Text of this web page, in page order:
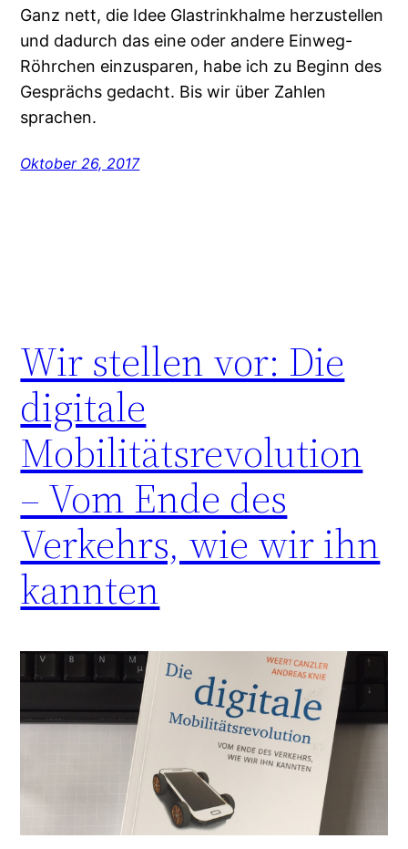
Ganz nett, die Idee Glastrinkhalme herzustellen
und dadurch das eine oder andere Einweg-
Röhrchen einzusparen, habe ich zu Beginn des
Gesprächs gedacht. Bis wir über Zahlen
sprachen.
Oktober 26, 2017
Wir stellen vor: Die
digitale
Mobilitätsrevolution
– Vom Ende des
Verkehrs, wie wir ihn
kannten